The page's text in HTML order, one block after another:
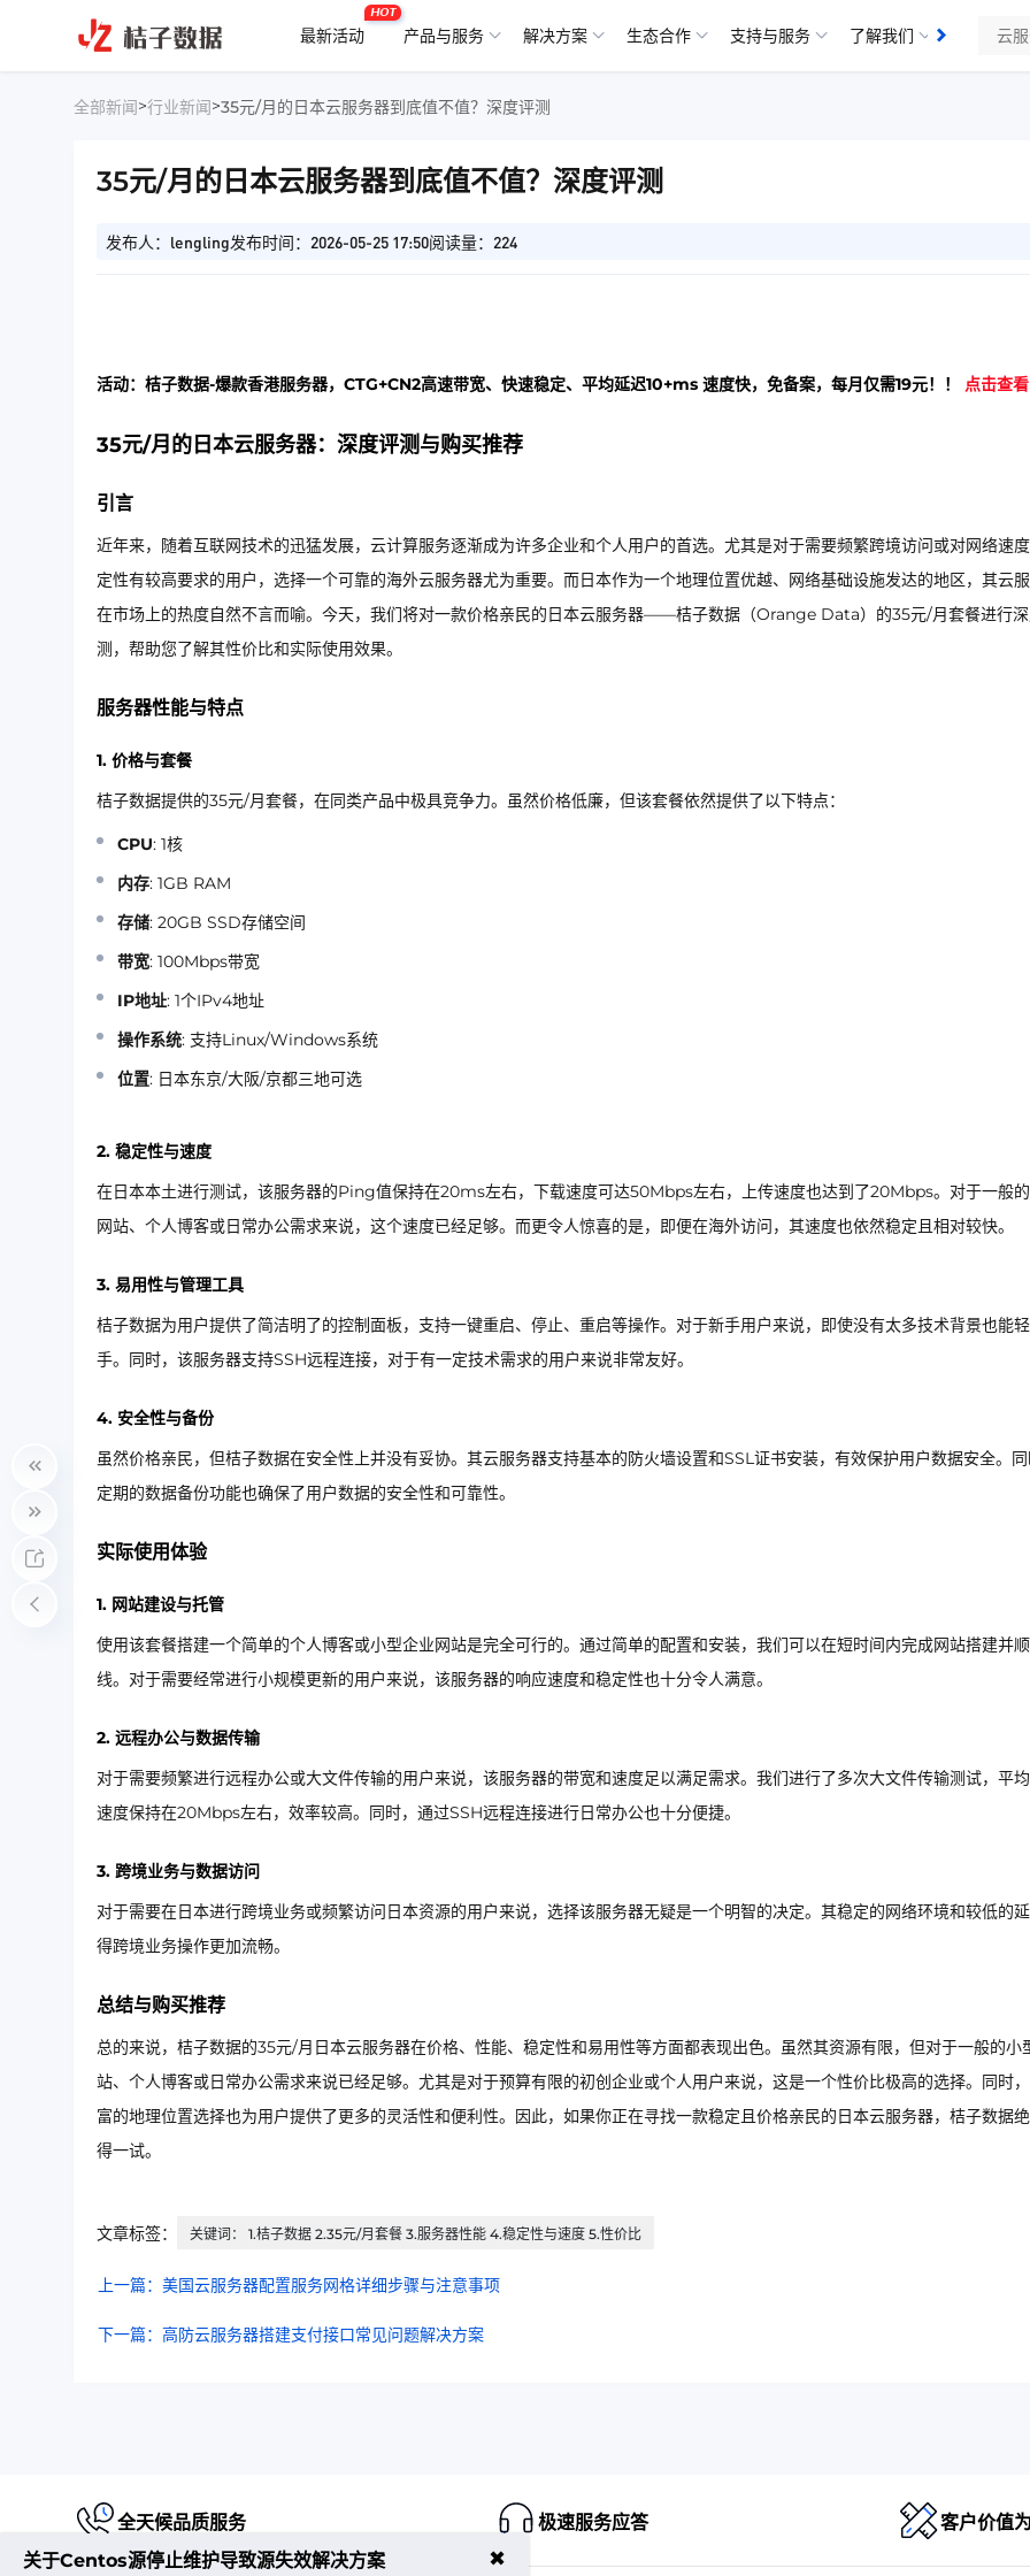
最新活动
HOT
产品与服务 解决方案 生态合作 支持与服务 了解我们
知识库
全部新闻>行业新闻>35元/月的日本云服务器到底值不值？深度评测
35元/月的日本云服务器到底值不值？深度评测
发布人：lengling发布时间：2026-05-25 17:50阅读量：224
活动：桔子数据-爆款香港服务器，CTG+CN2高速带宽、快速稳定、平均延迟10+ms 速度快，免备案，每月仅需19元！！ 点击查看
35元/月的日本云服务器：深度评测与购买推荐
引言
近年来，随着互联网技术的迅猛发展，云计算服务逐渐成为许多企业和个人用户的首选。尤其是对于需要频繁跨境访问或对网络速
定性有较高要求的用户，选择一个可靠的海外云服务器尤为重要。而日本作为一个地理位置优越、网络基础设施发达的地区，其云
在市场上的热度自然不言而喻。今天，我们将对一款价格亲民的日本云服务器——桔子数据（Orange Data）的35元/月套餐进行
测，帮助您了解其性价比和实际使用效果。
服务器性能与特点
1. 价格与套餐
桔子数据提供的35元/月套餐，在同类产品中极具竞争力。虽然价格低廉，但该套餐依然提供了以下特点：
CPU: 1核
内存: 1GB RAM
存储: 20GB SSD存储空间
带宽: 100Mbps带宽
IP地址: 1个IPv4地址
操作系统: 支持Linux/Windows系统
位置: 日本东京/大阪/京都三地可选
2. 稳定性与速度
在日本本土进行测试，该服务器的Ping值保持在20ms左右，下载速度可达50Mbps左右，上传速度也达到了20Mbps。对于一般
网站、个人博客或日常办公需求来说，这个速度已经足够。而更令人惊喜的是，即便在海外访问，其速度也依然稳定且相对较快。
3. 易用性与管理工具
桔子数据为用户提供了简洁明了的控制面板，支持一键重启、停止、重启等操作。对于新手用户来说，即使没有太多技术背景也能
手。同时，该服务器支持SSH远程连接，对于有一定技术需求的用户来说非常友好。
4. 安全性与备份
虽然价格亲民，但桔子数据在安全性上并没有妥协。其云服务器支持基本的防火墙设置和SSL证书安装，有效保护用户数据安全。同
定期的数据备份功能也确保了用户数据的安全性和可靠性。
实际使用体验
1. 网站建设与托管
使用该套餐搭建一个简单的个人博客或小型企业网站是完全可行的。通过简单的配置和安装，我们可以在短时间内完成网站搭建并
线。对于需要经常进行小规模更新的用户来说，该服务器的响应速度和稳定性也十分令人满意。
2. 远程办公与数据传输
对于需要频繁进行远程办公或大文件传输的用户来说，该服务器的带宽和速度足以满足需求。我们进行了多次大文件传输测试，平
速度保持在20Mbps左右，效率较高。同时，通过SSH远程连接进行日常办公也十分便捷。
3. 跨境业务与数据访问
对于需要在日本进行跨境业务或频繁访问日本资源的用户来说，选择该服务器无疑是一个明智的决定。其稳定的网络环境和较低的
得跨境业务操作更加流畅。
总结与购买推荐
总的来说，桔子数据的35元/月日本云服务器在价格、性能、稳定性和易用性等方面都表现出色。虽然其资源有限，但对于一般的小
站、个人博客或日常办公需求来说已经足够。尤其是对于预算有限的初创企业或个人用户来说，这是一个性价比极高的选择。同时
富的地理位置选择也为用户提供了更多的灵活性和便利性。因此，如果你正在寻找一款稳定且价格亲民的日本云服务器，桔子数据
得一试。
文章标签： 关键词： 1.桔子数据 2.35元/月套餐 3.服务器性能 4.稳定性与速度 5.性价比
上一篇：美国云服务器配置服务网格详细步骤与注意事项
下一篇：高防云服务器搭建支付接口常见问题解决方案
全天候品质服务 极速服务应答 客户价值
关于Centos源停止维护导致源失效解决方案
✖